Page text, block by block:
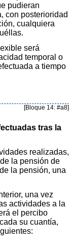
pudieran
con posterioridad
cualquiera
será
temporal o
a tiempo
[Bloque 14: #a8]
tras la
realizadas,
la pensión de
la pensión, una
una vez
actividades a la
el percibo
su cuantía,